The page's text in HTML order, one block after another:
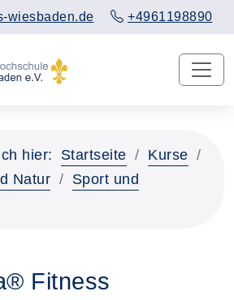
wiesbaden.de +4961198890
hier: Startseite
Kurse
Natur
Sport und
Fitness